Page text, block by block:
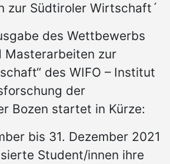
zur Südtiroler Wirtschaft´
des Wettbewerbs
Masterarbeiten zur
des WIFO – Institut
der
Bozen startet in Kürze:
bis 31. Dezember 2021
Student/innen ihre